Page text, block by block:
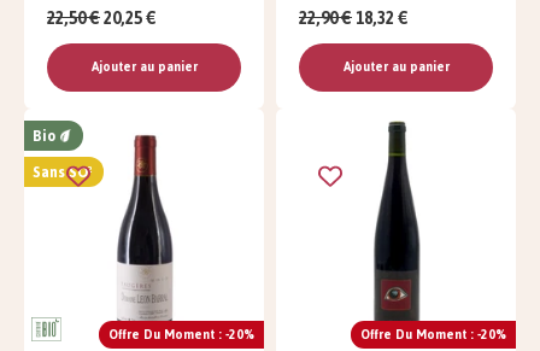
22,50 €20,25 €
Ajouter au panier
22,90 €18,32 €
Ajouter au panier
Offre Du Moment : -20%
Bio
Sans SO²
Offre Du Moment : -20%